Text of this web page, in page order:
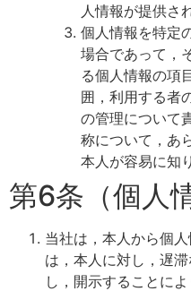
人情報が提供さ
個人情報を特定
場合であって，
る個人情報の項
囲，利用する者
の管理について
称について，あ
本人が容易に知
第6条（個人
当社は，本人から個
は，本人に対し，遅
し，開示することに